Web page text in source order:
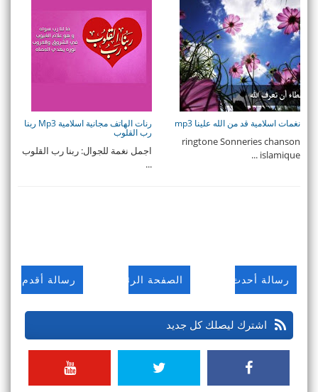
نغمات اسلامية قد من الله علينا mp3
ringtone Sonneries chanson
islamique ...
رنات الهاتف مجانية اسلامية Mp3 ربنا
رب القلوب
اجمل نغمة للجوال: ربنا رب القلوب
...
رسالة أحدث رسالة أقدم الصفحة الرئيسية
اشترك ليصلك كل جديد